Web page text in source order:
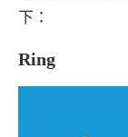
下：
Ring